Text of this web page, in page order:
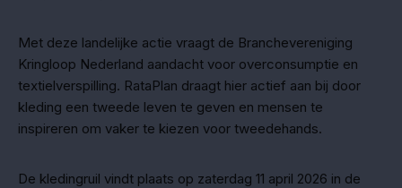
Met deze landelijke actie vraagt de Branchevereniging
Kringloop Nederland aandacht voor overconsumptie en
textielverspilling. RataPlan draagt hier actief aan bij door
kleding een tweede leven te geven en mensen te
inspireren om vaker te kiezen voor tweedehands.
De kledingruil vindt plaats op zaterdag 11 april 2026 in de